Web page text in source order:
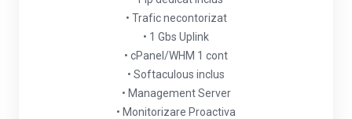
• Trafic necontorizat
• 1 Gbs Uplink
• cPanel/WHM 1 cont
• Softaculous inclus
• Management Server
• Monitorizare Proactiva